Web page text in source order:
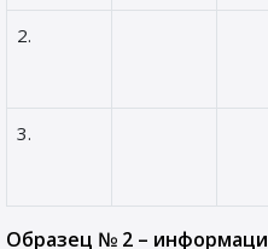
2.
3.
Образец № 2 –